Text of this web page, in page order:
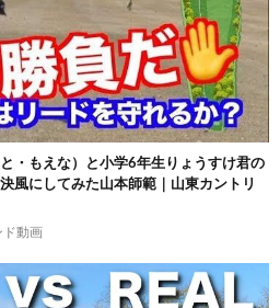
・もえな）と小学6年生りょうすけ君の
風にしてみた山本師範｜山東カントリ
ド動画